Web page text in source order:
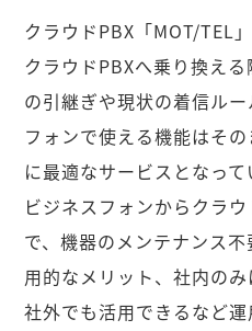
クラウドPBX「MOT/TEL
クラウドPBXへ乗り換え
の引継ぎや現状の着信ル
フォンで使える機能はそ
に最適なサービスとなって
ビジネスフォンからクラ
で、機器のメンテナンス
用的なメリット、社内の
社外でも活用できるなど